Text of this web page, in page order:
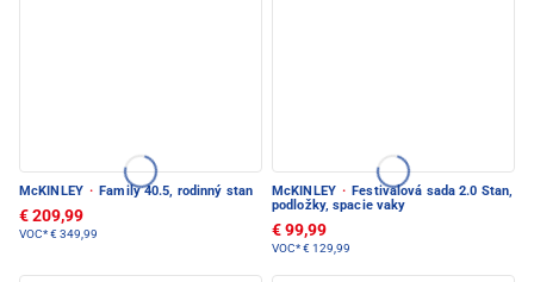
McKINLEY · Family 40.5, rodinný stan
€ 209,99
VOC*€ 349,99
McKINLEY · Festivalová sada 2.0 Stan,
podložky, spacie vaky
€ 99,99
VOC*€ 129,99